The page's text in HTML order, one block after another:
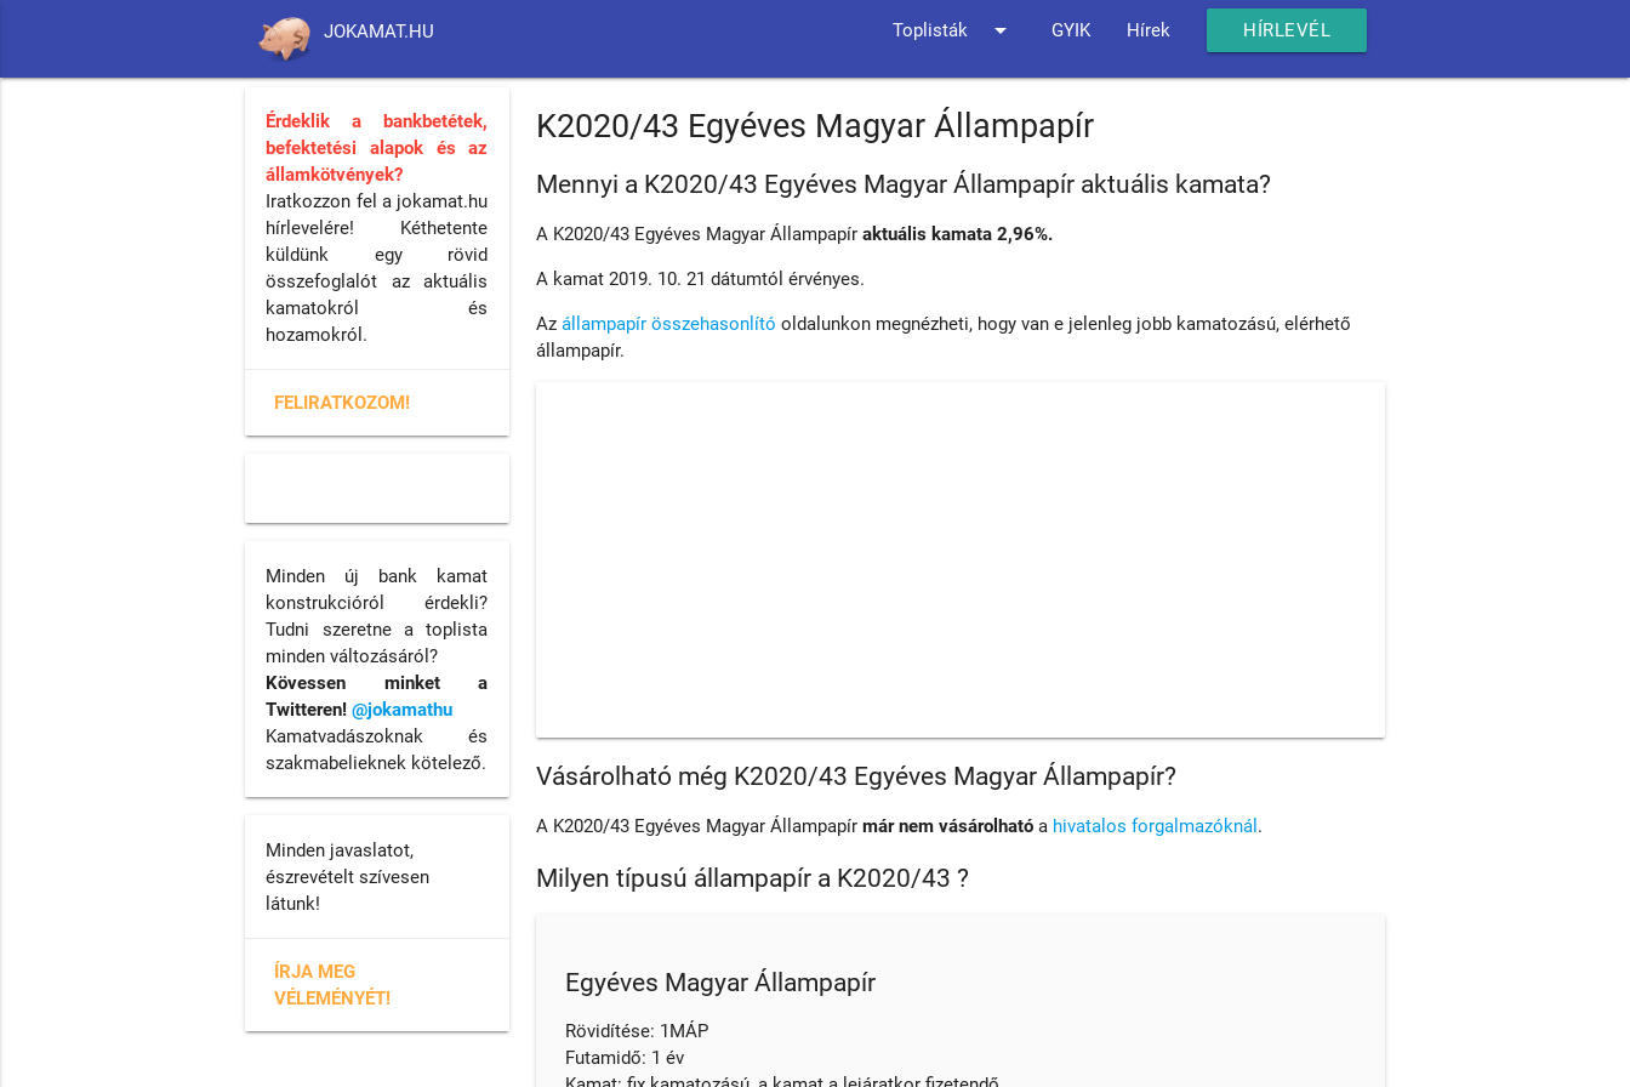
JOKAMAT.HU Toplisták arrow_drop_down GYIK Hírek HÍRLEVÉL
K2020/43 Egyéves Magyar Állampapír
Mennyi a K2020/43 Egyéves Magyar Állampapír aktuális kamata?
A K2020/43 Egyéves Magyar Állampapíraktuális kamata 2,96%.
A kamat 2019. 10. 21 dátumtól érvényes.
Azállampapír összehasonlító oldalunkon megnézheti, hogy van e jelenleg jobb kamatozású, elérhető
állampapír.
Vásárolható még K2020/43 Egyéves Magyar Állampapír?
A K2020/43 Egyéves Magyar Állampapírmár nem vásárolható a hivatalos forgalmazóknál .
Milyen típusú állampapír a K2020/43 ?
Egyéves Magyar Állampapír
Rövidítése: 1MÁP
Futamidő: 1 év
Érdeklik a bankbetétek,
befektetési alapok és az
államkötvények?
Iratkozzon fel a jokamat.hu
hírlevelére! Kéthetente
küldünk egy rövid
összefoglalót az aktuális
kamatokról és
hozamokról.
FELIRATKOZOM!
Minden új bank kamat
konstrukcióról érdekli?
Tudni szeretne a toplista
minden változásáról?
Kövessen minket a
Twitteren!@jokamathu
Kamatvadászoknak és
szakmabelieknek kötelező.
Minden javaslatot,
észrevételt szívesen
látunk!
ÍRJA MEG
VÉLEMÉNYÉT!